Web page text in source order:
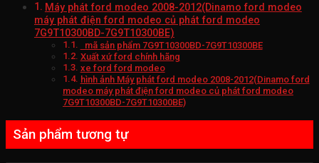
Máy phát ford modeo 2008-2012(Dinamo ford modeo
máy phát điện ford modeo củ phát ford modeo
7G9T10300BD-7G9T10300BE)
mã sản phẩm 7G9T10300BD-7G9T10300BE
Xuất xứ ford chính hãng
xe ford ford modeo
hình ảnh Máy phát ford modeo 2008-2012(Dinamo ford
modeo máy phát điện ford modeo củ phát ford modeo
7G9T10300BD-7G9T10300BE)
Sản phẩm tương tự